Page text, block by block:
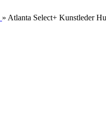
» Atlanta Select+ Kunstleder